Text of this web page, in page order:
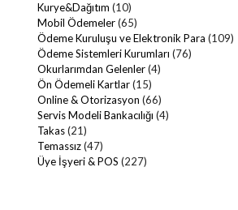
Kurye&Dağıtım (10)
Mobil Ödemeler(65)
Ödeme Kuruluşu ve Elektronik Para (109)
Ödeme Sistemleri Kurumları (76)
Okurlarımdan Gelenler(4)
Ön Ödemeli Kartlar(15)
Online & Otorizasyon (66)
Servis Modeli Bankacılığı (4)
Takas(21)
Temassız(47)
Üye İşyeri & POS (227)